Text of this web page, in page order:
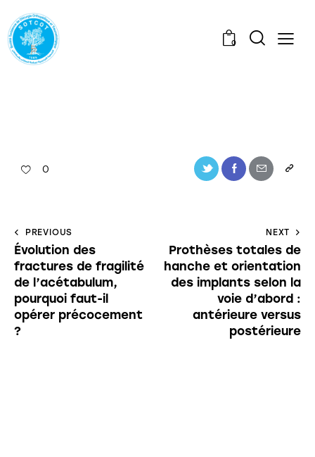
0
0
PREVIOUS
Évolution des
fractures de fragilité
de l’acétabulum,
pourquoi faut-il
opérer précocement
?
NEXT
Prothèses totales de
hanche et orientation
des implants selon la
voie d’abord :
antérieure versus
postérieure